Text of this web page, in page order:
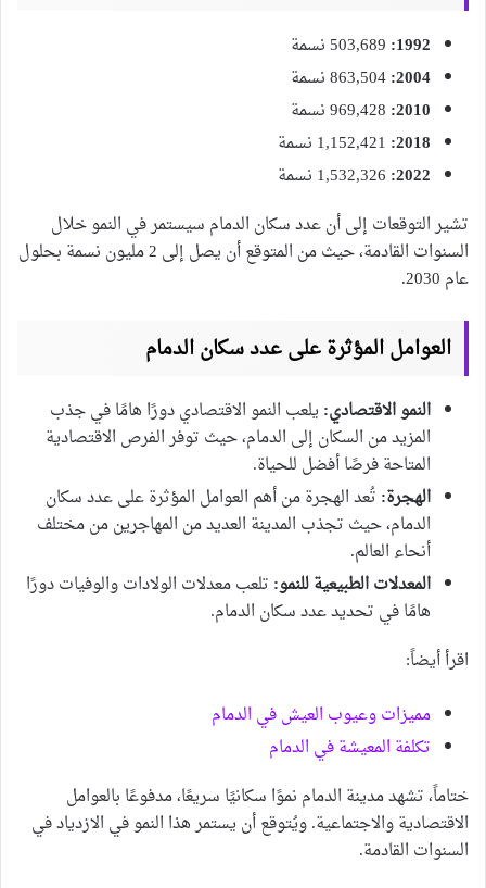
1992:
2004:
2010:
2018:
2022:
تشير التوقعات إلى أن عدد سكان الدمام سيستمر في النمو خلال
السنوات القادمة، حيث من المتوقع أن يصل إلى 2 مليون نسمة بحلول
عام 2030.
العوامل المؤثرة على عدد سكان الدمام
النمو الاقتصادي:يلعب النمو الاقتصادي دورًا هامًا في جذب
المزيد من السكان إلى الدمام، حيث توفر الفرص الاقتصادية
المتاحة فرصًا أفضل للحياة.
الهجرة: تُعد الهجرة من أهم العوامل المؤثرة على عدد سكان
الدمام، حيث تجذب المدينة العديد من المهاجرين من مختلف
أنحاء العالم.
المعدلات الطبيعية للنمو: تلعب معدلات الولادات والوفيات دورًا
هامًا في تحديد عدد سكان الدمام.
اقرأ أيضاً:
مميزات وعيوب العيش في الدمام
تكلفة المعيشة في الدمام
ختاماً، تشهد مدينة الدمام نموًا سكانيًا سريعًا، مدفوعًا بالعوامل
الاقتصادية والاجتماعية. ويُتوقع أن يستمر هذا النمو في الازدياد في
السنوات القادمة.